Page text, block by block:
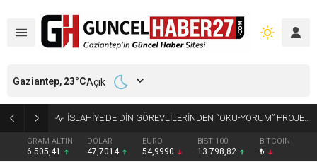
GAZİANTEP’TE ARANAN 2 HÜKÜMLÜ YAKALANDI
GRAM ALTIN
6.505,41
DOLAR
47,7014
EURO
54,9990
BIST 100
13.798,82
BITCOIN
₺
Gaziantep, 23°CAçık